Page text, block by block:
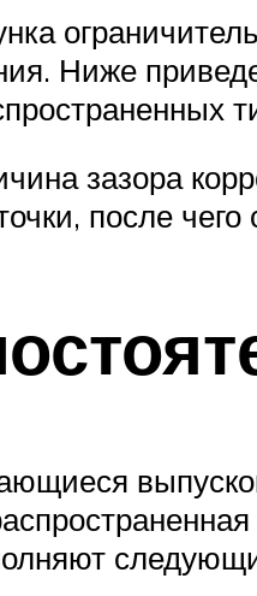
Ниже
зазора
после